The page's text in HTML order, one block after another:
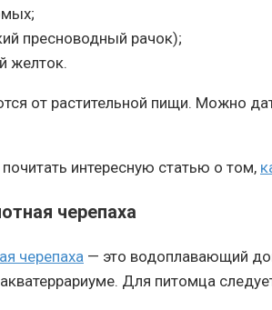
пресноводный рачок);
желток.
от растительной пищи. Можно
интересную статью о том,
черепаха
черепаха — это водоплавающий
Для питомца